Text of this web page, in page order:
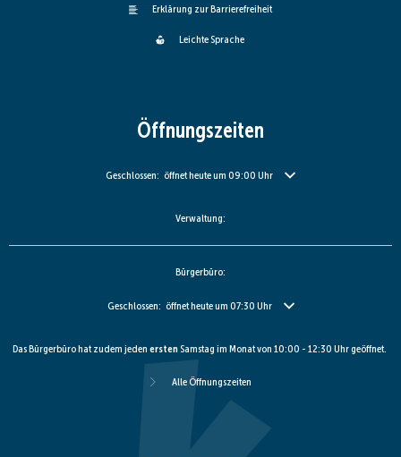
Erklärung zur Barrierefreiheit
Leichte Sprache
Öffnungszeiten
Klicken, um weitere Öffnungs- oder Schließzeiten auszublenden
Geschlossen: öffnet heute um 09:00 Uhr
Verwaltung:
Bürgerbüro:
Klicken, um weitere Öffnungs- oder Schließzeiten auszublenden
Geschlossen: öffnet heute um 07:30 Uhr
Das Bürgerbüro hat zudem jeden ersten Samstag im Monat von 10:00 - 12:30 Uhr geöffnet.
Alle Öffnungszeiten